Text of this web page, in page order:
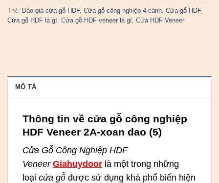
Thẻ: Báo giá cửa gỗ HDF, Cửa gỗ công nghiệp 4 cánh, Cửa gỗ HDF,
Cửa gỗ HDF là gì, Cửa gỗ HDF veneer là gì, Cửa HDF Veneer
MÔ TẢ
Thông tin về cửa gỗ công nghiệp
HDF Veneer 2A-xoan dao (5)
Cửa Gỗ Công Nghiệp HDF
Veneer Giahuydoor là một trong những
loại cửa gỗ được sử dụng khá phổ biến hiện